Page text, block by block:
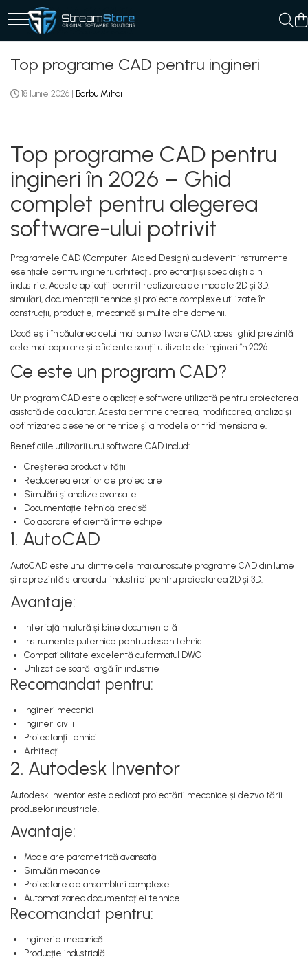
Top programe CAD pentru ingineri
18 Iunie 2026 Barbu Mihai
Top programe CAD pentru
ingineri în 2026 – Ghid
complet pentru alegerea
software-ului potrivit
Programele CAD (Computer-Aided Design) au devenit instrumente
esențiale pentru ingineri, arhitecți, proiectanți și specialiști din
industrie. Aceste aplicații permit realizarea de modele 2D și 3D,
simulări, documentații tehnice și proiecte complexe utilizate în
construcții, producție, mecanică și multe alte domenii.
Dacă ești în căutarea celui mai bun software CAD, acest ghid prezintă
cele mai populare și eficiente soluții utilizate de ingineri în 2026.
Ce este un program CAD?
Un program CAD este o aplicație software utilizată pentru proiectarea
asistată de calculator. Acesta permite crearea, modificarea, analiza și
optimizarea desenelor tehnice și a modelelor tridimensionale.
Beneficiile utilizării unui software CAD includ:
Creșterea productivității
Reducerea erorilor de proiectare
Simulări și analize avansate
Documentație tehnică precisă
Colaborare eficientă între echipe
1. AutoCAD
AutoCAD este unul dintre cele mai cunoscute programe CAD din lume
și reprezintă standardul industriei pentru proiectarea 2D și 3D.
Avantaje:
Interfață matură și bine documentată
Instrumente puternice pentru desen tehnic
Compatibilitate excelentă cu formatul DWG
Utilizat pe scară largă în industrie
Recomandat pentru:
Ingineri mecanici
Ingineri civili
Proiectanți tehnici
Arhitecți
2. Autodesk Inventor
Autodesk Inventor este dedicat proiectării mecanice și dezvoltării
produselor industriale.
Avantaje:
Modelare parametrică avansată
Simulări mecanice
Proiectare de ansambluri complexe
Automatizarea documentației tehnice
Recomandat pentru:
Inginerie mecanică
Producție industrială